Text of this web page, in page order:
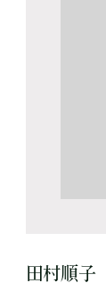
田村順子